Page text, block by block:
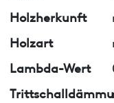
Holzherkunft
Holzart
Lambda-Wert